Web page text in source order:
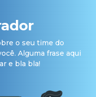
o seu time do
Alguma frase aqui
e bla bla!